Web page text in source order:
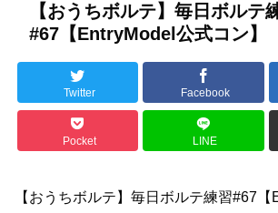
【おうちボルテ】毎日ボルテ
#67【EntryModel公式コン】
Twitter Facebook
Pocket LINE
【おうちボルテ】毎日ボルテ練習#67【